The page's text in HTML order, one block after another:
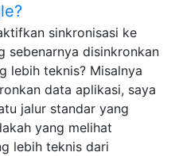
sinkronisasi ke
sebenarnya disinkronkan
lebih teknis? Misalnya
data aplikasi, saya
jalur standar yang
yang melihat
lebih teknis dari